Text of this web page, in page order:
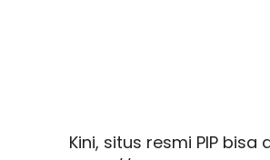
Kini, situs resmi PIP bisa